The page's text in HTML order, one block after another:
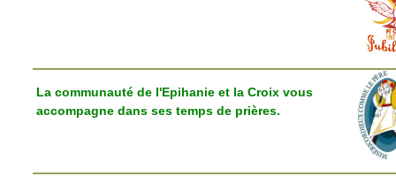
La communauté de l'Epihanie et la Croix vous
accompagne dans ses temps de prières.